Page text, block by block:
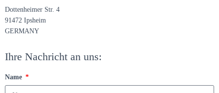
Dottenheimer Str. 4
91472 Ipsheim
GERMANY
Ihre Nachricht an uns:
Name